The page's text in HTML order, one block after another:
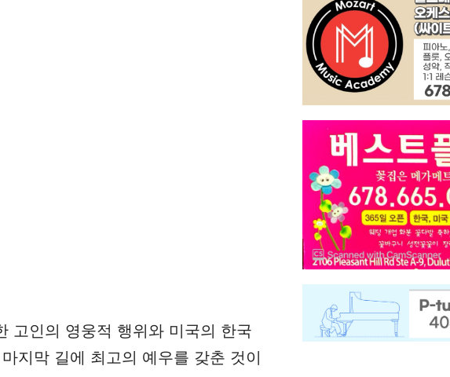
고인의 영웅적 행위와 미국의 한국
지막 길에 최고의 예우를 갖춘 것이